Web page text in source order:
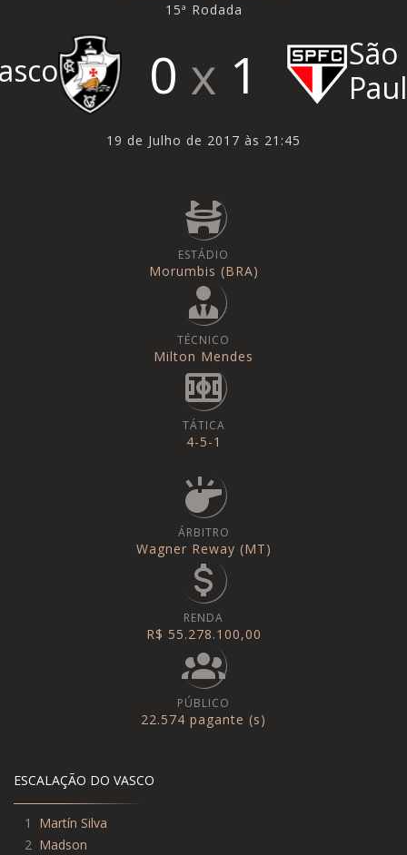
15ª Rodada
0 1
São
19 de Julho de 2017 às 21:45
ESTÁDIO
Morumbis (BRA)
TÉCNICO
Milton Mendes
TÁTICA
4-5-1
ÁRBITRO
Wagner Reway (MT)
RENDA
R$ 55.278.100,00
PÚBLICO
22.574 pagante (s)
ESCALAÇÃO DO VASCO
1
Martín Silva
2 Madson